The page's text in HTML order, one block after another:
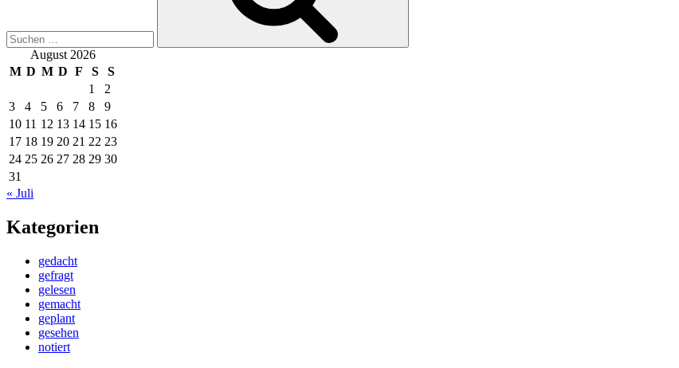
August 2026
M D M D F S
S
1
2
3
4 5 6 7 8
9
10 11 12 13 14 15 16
17 18 19 20 21 22 23
24 25 26 27 28 29 30
31
« Juli
Kategorien
gedacht
gefragt
gelesen
gemacht
geplant
gesehen
notiert